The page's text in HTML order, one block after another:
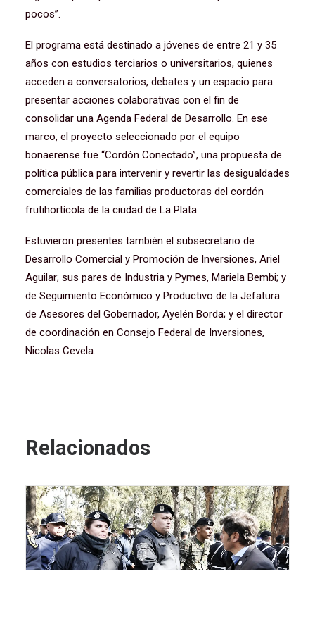
pocos”.
El programa está destinado a jóvenes de entre 21 y 35
años con estudios terciarios o universitarios, quienes
acceden a conversatorios, debates y un espacio para
presentar acciones colaborativas con el fin de
consolidar una Agenda Federal de Desarrollo. En ese
marco, el proyecto seleccionado por el equipo
bonaerense fue “Cordón Conectado”, una propuesta de
política pública para intervenir y revertir las desigualdades
comerciales de las familias productoras del cordón
frutihortícola de la ciudad de La Plata.
Estuvieron presentes también el subsecretario de
Desarrollo Comercial y Promoción de Inversiones, Ariel
Aguilar; sus pares de Industria y Pymes, Mariela Bembi; y
de Seguimiento Económico y Productivo de la Jefatura
de Asesores del Gobernador, Ayelén Borda; y el director
de coordinación en Consejo Federal de Inversiones,
Nicolas Cevela.
Relacionados